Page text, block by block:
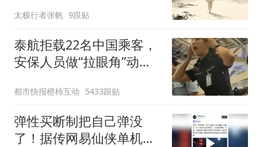
太极行者张帆 9跟贴
泰航拒载22名中国乘客，
安保人员做“拉眼角”动
拒绝登机决定由航司作
出；亲历者：曾承诺免费
改签但没兑现
都市快报橙柿互动 5433跟贴
弹性买断制把自己弹没
了！据传网易仙侠单机剑